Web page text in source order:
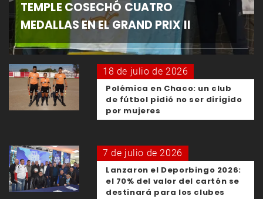
TEMPLE COSECHÓ CUATRO
MEDALLAS EN EL GRAND PRIX II
18 de julio de 2026
Polémica en Chaco: un club
de fútbol pidió no ser dirigido
por mujeres
7 de julio de 2026
Lanzaron el Deporbingo 2026:
el 70% del valor del cartón se
destinará para los clubes